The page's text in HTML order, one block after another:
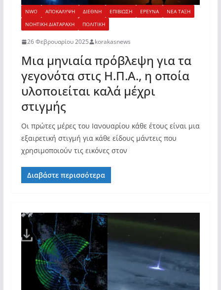
NWO ΑΠΟΚΑΛΥΨΗ ΔΙΕΘΝΗ ΕΠΙΒΙΩΣΗ ΕΡΕΥΝΑ
ΝΕΑ ΤΑΞΗ
ΝΟΗΤΙΚΗ ΔΙΑΤΑΡΑΧΗ
ΠΟΛΙΤΙΚΗ
26 Φεβρουαρίου 2025 korakasnews
Μια μηνιαία πρόβλεψη για τα
γεγονότα στις Η.Π.Α., η οποία
υλοποιείται καλά μέχρι
στιγμής
Οι πρώτες μέρες του Ιανουαρίου κάθε έτους είναι μια
εξαιρετική στιγμή για κάθε είδους μάντεις που
χρησιμοποιούν τις εικόνες στον
Διαβάστε περισσότερα